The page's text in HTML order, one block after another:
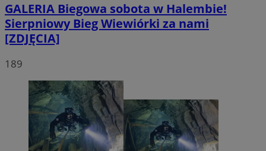
GALERIA Biegowa sobota w Halembie!
Sierpniowy Bieg Wiewiórki za nami
[ZDJĘCIA]
189